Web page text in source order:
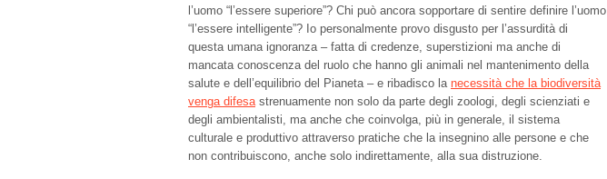
l’uomo “l’essere superiore”? Chi può ancora sopportare di sentire definire l’uomo
“l’essere intelligente”? Io personalmente provo disgusto per l’assurdità di
questa umana ignoranza – fatta di credenze, superstizioni ma anche di
mancata conoscenza del ruolo che hanno gli animali nel mantenimento della
salute e dell’equilibrio del Pianeta – e ribadisco la necessità che la biodiversità
venga difesastrenuamente non solo da parte degli zoologi, degli scienziati e
degli ambientalisti, ma anche che coinvolga, più in generale, il sistema
culturale e produttivo attraverso pratiche che la insegnino alle persone e che
non contribuiscono, anche solo indirettamente, alla sua distruzione.